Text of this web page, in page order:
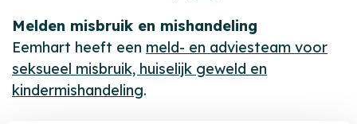
Melden misbruik en mishandeling
Eemhart heeft een meld- en adviesteam voor
seksueel misbruik, huiselijk geweld en
kindermishandeling.